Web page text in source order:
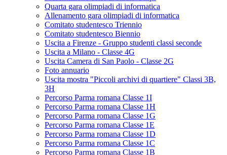
Quarta gara olimpiadi di informatica
Allenamento gara olimpiadi di informatica
Comitato studentesco Triennio
Comitato studentesco Biennio
Uscita a Firenze - Gruppo studenti classi seconde
Uscita a Milano - Classe 4G
Uscita Camera di San Paolo - Classe 2G
Foto annuario
Uscita mostra "Piccoli archivi di quartiere" Classi 3B,
3H
Percorso Parma romana Classe 1I
Percorso Parma romana Classe 1H
Percorso Parma romana Classe 1G
Percorso Parma romana Classe 1E
Percorso Parma romana Classe 1D
Percorso Parma romana Classe 1C
Percorso Parma romana Classe 1B